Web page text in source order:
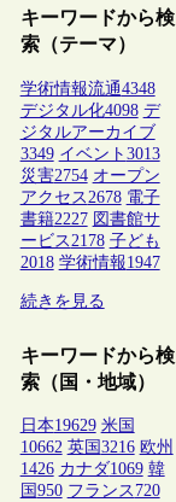
キーワードから検
索（テーマ）
学術情報流通4348
デジタル化4098 デ
ジタルアーカイブ
3349 イベント 3013
災害2754 オープン
アクセス 2678 電子
書籍2227 図書館サ
ービス 2178 子ども
2018 学術情報1947
続きを見る
キーワードから検
索（国・地域）
日本19629 米国
10662 英国 3216 欧州
1426 カナダ1069 韓
国 950 フランス 720